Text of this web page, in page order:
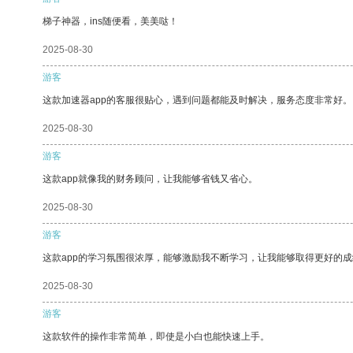
梯子神器，ins随便看，美美哒！
2025-08-30
游客
这款加速器app的客服很贴心，遇到问题都能及时解决，服务态度非常好。
2025-08-30
游客
这款app就像我的财务顾问，让我能够省钱又省心。
2025-08-30
游客
这款app的学习氛围很浓厚，能够激励我不断学习，让我能够取得更好的
2025-08-30
游客
这款软件的操作非常简单，即使是小白也能快速上手。